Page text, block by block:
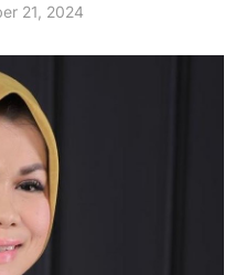
21, 2024